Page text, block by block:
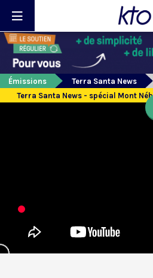
Émissions
Terra Santa News
Terra Santa News - spécial Mont